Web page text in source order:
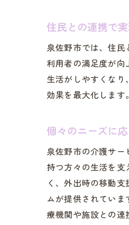
住民との連携で
泉佐野市では、住民
利用者の満足度が
生活がしやすくな
効果を最大化します。
個々のニーズに
泉佐野市の介護サ
持つ方々の生活を
く、外出時の移動
ムが提供されてい
療機関や施設との連